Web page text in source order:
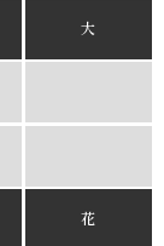
大
花